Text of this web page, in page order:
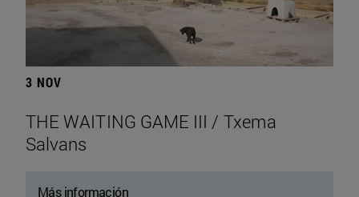
3 NOV
THE WAITING GAME III / Txema
Salvans
Más información